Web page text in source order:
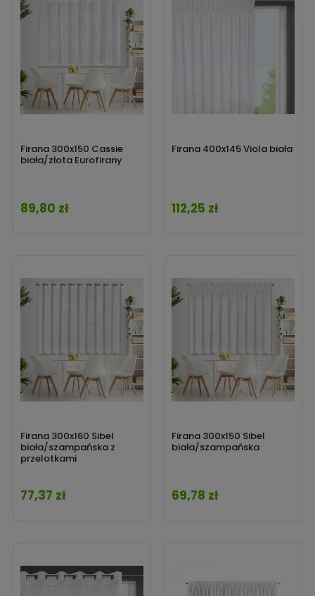
Firana 300x150 Cassie
biała/złota Eurofirany
Cena
89,80 zł
Firana 400x145 Viola biała
Cena
112,25 zł
Firana 300x160 Sibel
biała/szampańska z
przelotkami
Cena
77,37 zł
Firana 300x150 Sibel
biała/szampańska
Cena
69,78 zł